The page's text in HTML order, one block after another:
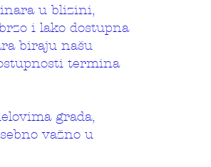
u blizini,
i lako dostupna
biraju našu
termina
grada,
važno u